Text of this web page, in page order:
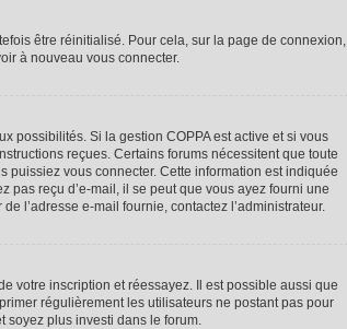
être réinitialisé. Pour cela, sur la page de connexion,
à nouveau vous connecter.
possibilités. Si la gestion COPPA est active et si vous
reçues. Certains forums nécessitent que toute
puissiez vous connecter. Cette information est indiquée
pas reçu d’e-mail, il se peut que vous ayez fourni une
l’adresse e-mail fournie, contactez l’administrateur.
votre inscription et réessayez. Il est possible aussi que
régulièrement les utilisateurs ne postant pas pour
soyez plus investi dans le forum.